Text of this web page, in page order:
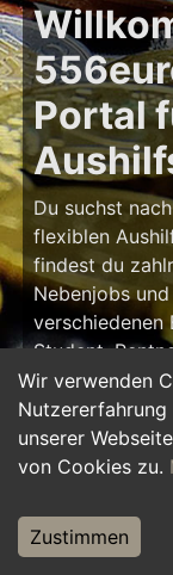
Wir verwenden
unserer
von Cookies zu.
Zustimmen
Portal
Du suchst
flexiblen
findest du
Nebenjobs
verschiedenen
Student,
nach einem
findest du die
Zeitplan passt.
Ein Nebenjob